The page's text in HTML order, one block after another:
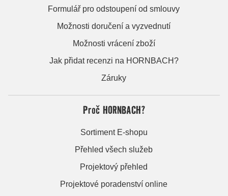
Formulář pro odstoupení od smlouvy
Možnosti doručení a vyzvednutí
Možnosti vrácení zboží
Jak přidat recenzi na HORNBACH?
Záruky
Proč HORNBACH?
Sortiment E-shopu
Přehled všech služeb
Projektový přehled
Projektové poradenství online